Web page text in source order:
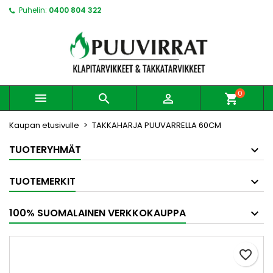
Puhelin: 0400 804 322
   shopping_cart0
Kaupan etusivulle TAKKAHARJA PUUVARRELLA 60CM
TUOTERYHMÄT
TUOTEMERKIT
100% SUOMALAINEN VERKKOKAUPPA
favorite_border